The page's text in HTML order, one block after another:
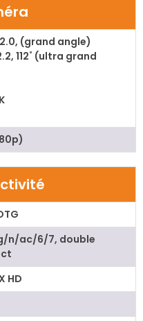
(grand angle)
112˚ (ultra grand
n/ac/6/7, double
HD